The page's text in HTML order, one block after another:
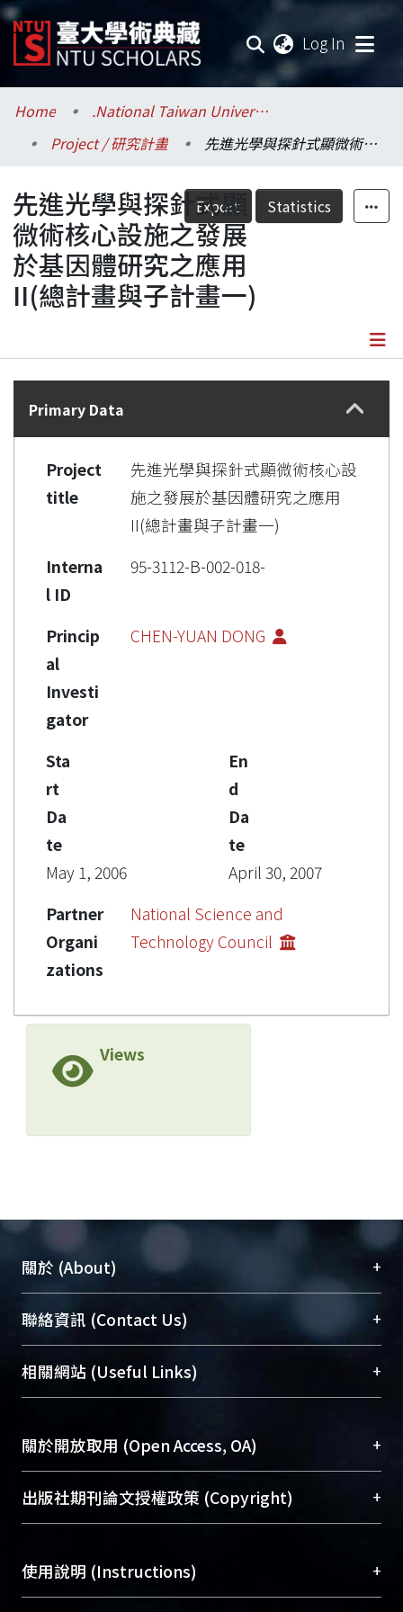
Log In
Communities & Collections
Research Outputs
Fundings & Projects
Researchers
Organizations
Home
.National Taiwan University / 國立臺灣大學
Project / 研究計畫
先進光學與探針式顯微術核心設施之發展於基因體研究之應用II(總計畫與子計畫一)
Export Statistics
先進光學與探針式顯
微術核心設施之發展
於基因體研究之應用
II(總計畫與子計畫一)
Details
Primary Data
Project
title
先進光學與探針式顯微術核心設
施之發展於基因體研究之應用
II(總計畫與子計畫一)
Interna
l ID
95-3112-B-002-018-
Princip
al
Investi
gator
CHEN-YUAN DONG
Sta
rt
Da
te
May 1, 2006
En
d
Da
te
April 30, 2007
Partner
Organi
zations
National Science and
Technology Council
Views
關於 (About) +
臺大位居世界頂尖大學之列，為永久珍藏及向國際
展現本校豐碩的研究成果及學術能量，圖書館整合
機構典藏（NTUR）與學術庫（AH）不同功能平
台，成為臺大學術典藏NTU scholars。期能整合研
成果。
To permanently archive and promote researcher
profiles and scholarly works, Library integrates the
services of “NTU Repository” with “Academic
聯絡資訊 (Contact Us) +
總館學科館員(Main Library)
醫學圖書館學科館員(Medical Library)
Sciences Library)
相關網站 (Useful Links) +
關於開放取用 (Open Access, OA) +
開放取用是從使用者角度提升資訊取用性的社會運
動，應用在學術研究上是透過將研究著作公開供使
用逐年攀升。同時可加速研究發展、提升研究影響
出版社期刊論文授權政策 (Copyright) +
含部分內容的版權非匯入者所有，或由第三方贊
助與合作完成，請確認該版權所有者及第三方同
使用說明 (Instructions) +